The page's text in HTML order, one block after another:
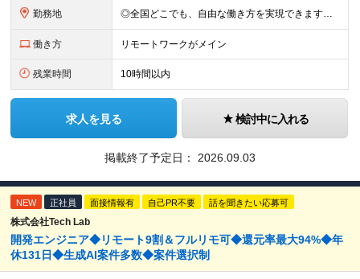
勤務地 ◎全国どこでも、自由な働き方を実現できます！ 全国のプロジェクト先やフルリモート環境での勤務も可能です。 ＼自由度の高い働き方、叶えます／ ・フルリモートで働きたい ・ハイブリットに働きたい ・家庭
働き方 リモートワークがメイン
残業時間 10時間以内
求人を見る 検討中に入れる
掲載終了予定日： 2026.09.03
NEW 正社員 面接情報有 自己PR不要 話を聞きたい応募可
株式会社Tech Lab
開発エンジニア◆リモート9割＆フルリモ可◆還元率最大94%◆年
休131日◆生成AI案件多数◆案件選択制